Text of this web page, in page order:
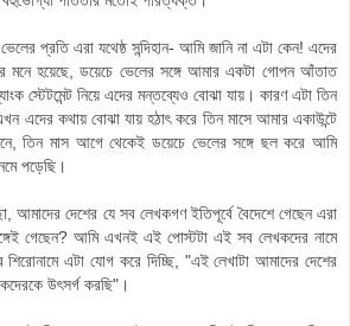
প্রতি এরা যথেষ্ঠ সন্দিহান- আমি জানি না এটা কেন! এদের
হয়েছে, ডয়েচে ভেলের সঙ্গে আমার একটা গোপন আঁতাত
স্টেটমেন্ট নিয়ে এদের মন্তব্যেও বোঝা যায়। কারণ এটা তিন
এদের কথায় বোঝা যায় হঠাৎ করে তিন মাসে আমার একাউন্টে
তিন মাস আগে থেকেই ডয়েচে ভেলের সঙ্গে ছল করে আমি
পড়েছি।
আমাদের দেশের যে সব লেখকগণ ইতিপূর্বে বৈদেশে গেছেন এরা
গেছেন? আমি এখনই এই পোস্টটা এই সব লেখকদের নামে
শিরোনামে এটা যোগ করে দিচ্ছি, "এই লেখাটা আমাদের দেশের
উৎসর্গ করছি"।